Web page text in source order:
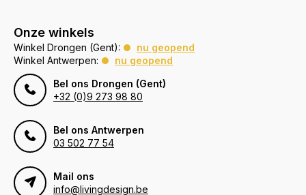
Onze winkels
Winkel Drongen (Gent):
nu geopend
Winkel Antwerpen:
nu geopend
Bel ons Drongen (Gent)
+32 (0)9 273 98 80
Bel ons Antwerpen
03 502 77 54
Mail ons
info@livingdesign.be